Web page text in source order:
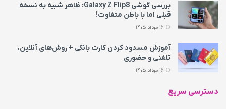
بررسی گوشی Galaxy Z Flip8؛ ظاهر شبیه به نسخه
قبلی اما با باطن متفاوت!
آموزش مسدود کردن کارت بانکی + روش‌های آنلاین،
تلفنی و حضوری
دسترسی سریع